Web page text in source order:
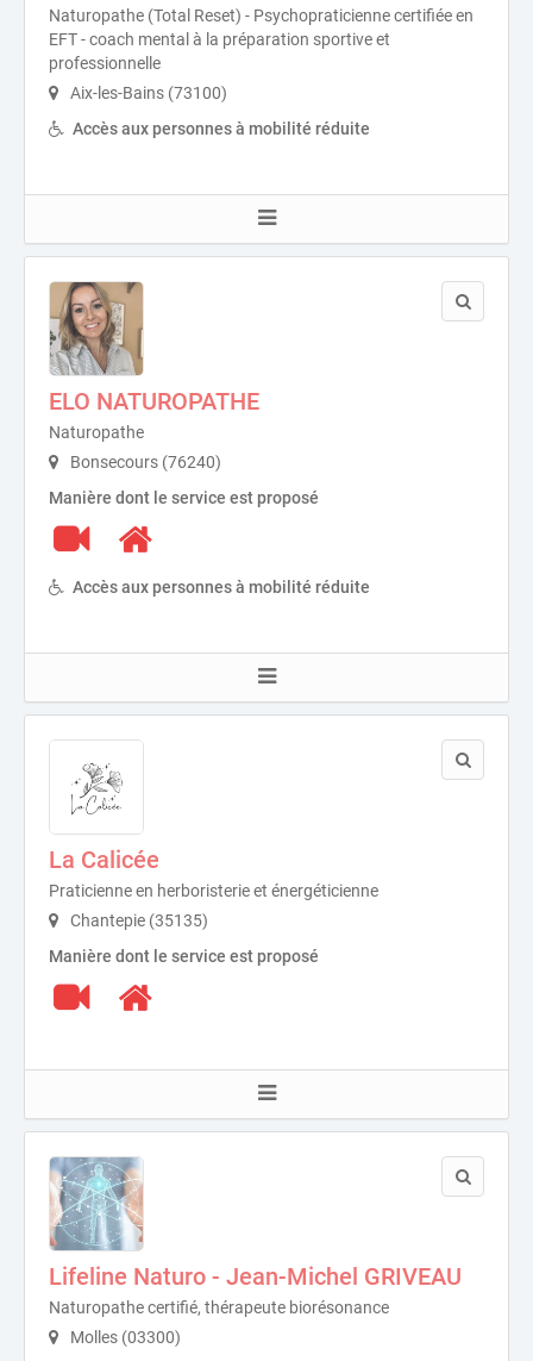
Naturopathe (Total Reset) - Psychopraticienne certifiée en
EFT - coach mental à la préparation sportive et
professionnelle
Aix-les-Bains (73100)
Accès aux personnes à mobilité réduite
ELO NATUROPATHE
Naturopathe
Bonsecours (76240)
Manière dont le service est proposé
Accès aux personnes à mobilité réduite
La Calicée
Praticienne en herboristerie et énergéticienne
Chantepie (35135)
Manière dont le service est proposé
Lifeline Naturo - Jean-Michel GRIVEAU
Naturopathe certifié, thérapeute biorésonance
Molles (03300)